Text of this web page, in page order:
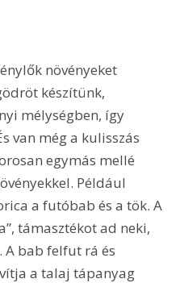
növényeket
készítünk,
mélységben, így
van még a kulisszás
egymás mellé
Például
a futóbab és a tök. A
támasztékot ad neki,
A bab felfut rá és
a talaj tápanyag